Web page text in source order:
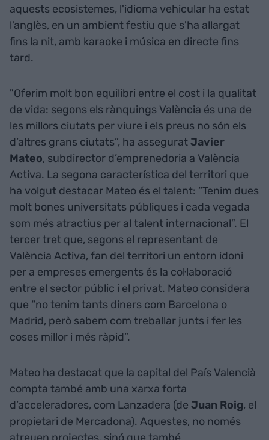
aquests ecosistemes, l'idioma vehicular ha estat
l'anglès, en un ambient festiu que s'ha allargat
fins la nit, amb karaoke i música en directe fins
tard.
"Oferim molt bon equilibri entre el cost i la qualitat
de vida: segons els rànquings València és una de
les millors ciutats per viure i els preus no són els
d’altres grans ciutats”, ha asseguratJavier
Mateo, subdirector d’emprenedoria a València
Activa. La segona característica del territori que
ha volgut destacar Mateo és el talent: “Tenim dues
molt bones universitats públiques i cada vegada
som més atractius per al talent internacional”. El
tercer tret que, segons el representant de
València Activa, fan del territori un entorn idoni
per a empreses emergents és la col·laboració
entre el sector públic i el privat. Mateo considera
que “no tenim tants diners com Barcelona o
Madrid, però sabem com treballar junts i fer les
coses millor i més ràpid”.
Mateo ha destacat que la capital del País Valencià
compta també amb una xarxa forta
d’acceleradores, com Lanzadera (de Juan Roig, el
propietari de Mercadona). Aquestes, no només